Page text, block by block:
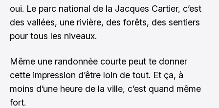
oui. Le parc national de la Jacques Cartier, c’est
des vallées, une rivière, des forêts, des sentiers
pour tous les niveaux.
Même une randonnée courte peut te donner
cette impression d’être loin de tout. Et ça, à
moins d’une heure de la ville, c’est quand même
fort.